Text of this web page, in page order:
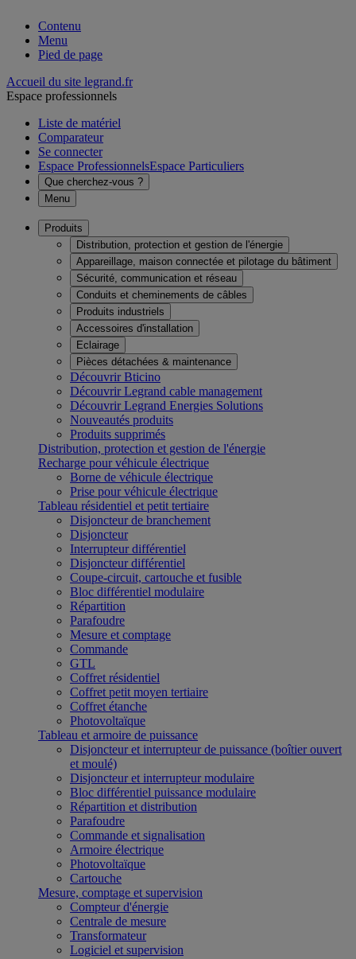
Contenu
Menu
Pied de page
Accueil du site legrand.fr
Espace professionnels
Liste de matériel
Comparateur
Se connecter
Espace ProfessionnelsEspace Particuliers
Que cherchez-vous ?
Menu
Produits
Distribution, protection et gestion de l'énergie
Appareillage, maison connectée et pilotage du bâtiment
Sécurité, communication et réseau
Conduits et cheminements de câbles
Produits industriels
Accessoires d'installation
Eclairage
Pièces détachées & maintenance
Découvrir Bticino
Découvrir Legrand cable management
Découvrir Legrand Energies Solutions
Nouveautés produits
Produits supprimés
Distribution, protection et gestion de l'énergie
Recharge pour véhicule électrique
Borne de véhicule électrique
Prise pour véhicule électrique
Tableau résidentiel et petit tertiaire
Disjoncteur de branchement
Disjoncteur
Interrupteur différentiel
Disjoncteur différentiel
Coupe-circuit, cartouche et fusible
Bloc différentiel modulaire
Répartition
Parafoudre
Mesure et comptage
Commande
GTL
Coffret résidentiel
Coffret petit moyen tertiaire
Coffret étanche
Photovoltaïque
Tableau et armoire de puissance
Disjoncteur et interrupteur de puissance (boîtier ouvert
et moulé)
Disjoncteur et interrupteur modulaire
Bloc différentiel puissance modulaire
Répartition et distribution
Parafoudre
Commande et signalisation
Armoire électrique
Photovoltaïque
Cartouche
Mesure, comptage et supervision
Compteur d'énergie
Centrale de mesure
Transformateur
Logiciel et supervision